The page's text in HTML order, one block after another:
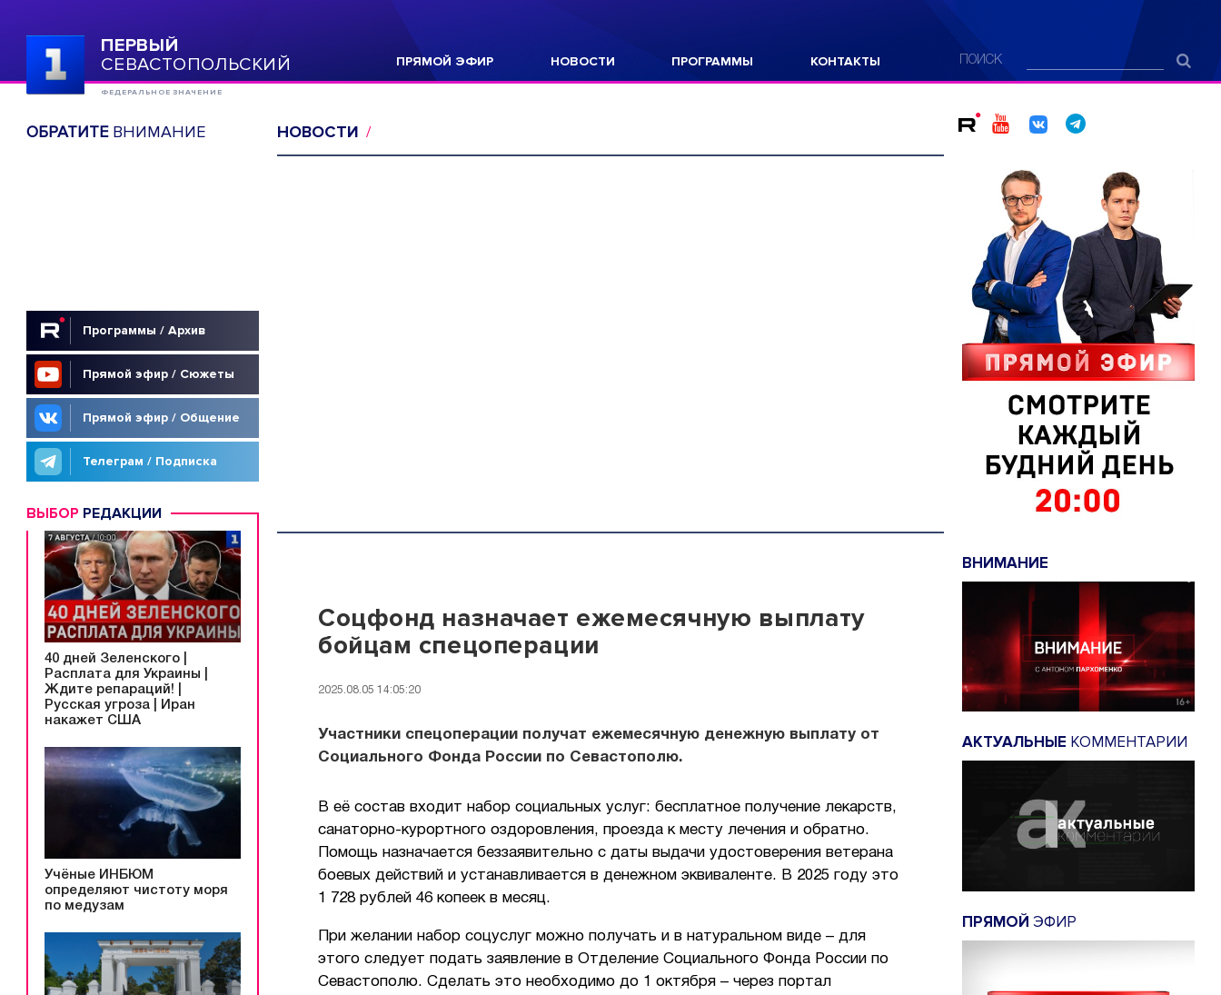
ПЕРВЫЙ
СЕВАСТОПОЛЬСКИЙ
ФЕДЕРАЛЬНОЕ ЗНАЧЕНИЕ
ПРЯМОЙ ЭФИР НОВОСТИ ПРОГРАММЫ КОНТАКТЫ ПОИСК
ОБРАТИТЕВНИМАНИЕ
Программы / Архив
Прямой эфир / Сюжеты
Прямой эфир / Общение
Телеграм / Подписка
ВЫБОР РЕДАКЦИИ
40 дней Зеленского |
Расплата для Украины |
Ждите репараций! |
Русская угроза | Иран
накажет США
Учёные ИНБЮМ
определяют чистоту моря
по медузам
НОВОСТИ
Соцфонд назначает ежемесячную выплату
бойцам спецоперации
2025.08.05 14:05:20
Участники спецоперации получат ежемесячную денежную выплату от
Социального Фонда России по Севастополю.
В её состав входит набор социальных услуг: бесплатное получение лекарств,
санаторно-курортного оздоровления, проезда к месту лечения и обратно.
Помощь назначается беззаявительно с даты выдачи удостоверения ветерана
боевых действий и устанавливается в денежном эквиваленте. В 2025 году это
1 728 рублей 46 копеек в месяц.
При желании набор соцуслуг можно получать и в натуральном виде – для
этого следует подать заявление в Отделение Социального Фонда России по
Севастополю. Сделать это необходимо до 1 октября – через портал
ВНИМАНИЕ
АКТУАЛЬНЫЕ КОММЕНТАРИИ
ПРЯМОЙ ЭФИР